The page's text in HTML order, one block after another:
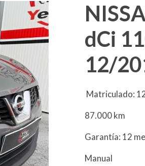
dCi
12/
Matriculado:
87.000 km
Garantía: 12
Manual